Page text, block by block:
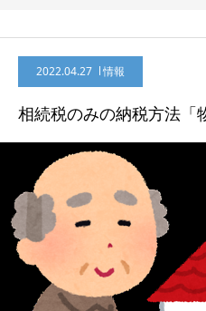
2022.04.27 情報
相続税のみの納税方法「